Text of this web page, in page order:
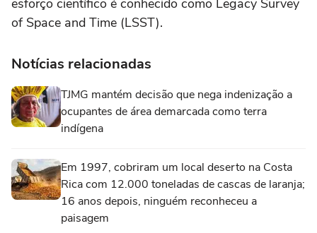
esforço científico é conhecido como Legacy Survey
of Space and Time (LSST).
Notícias relacionadas
TJMG mantém decisão que nega indenização a
ocupantes de área demarcada como terra
indígena
Em 1997, cobriram um local deserto na Costa
Rica com 12.000 toneladas de cascas de laranja;
16 anos depois, ninguém reconheceu a
paisagem